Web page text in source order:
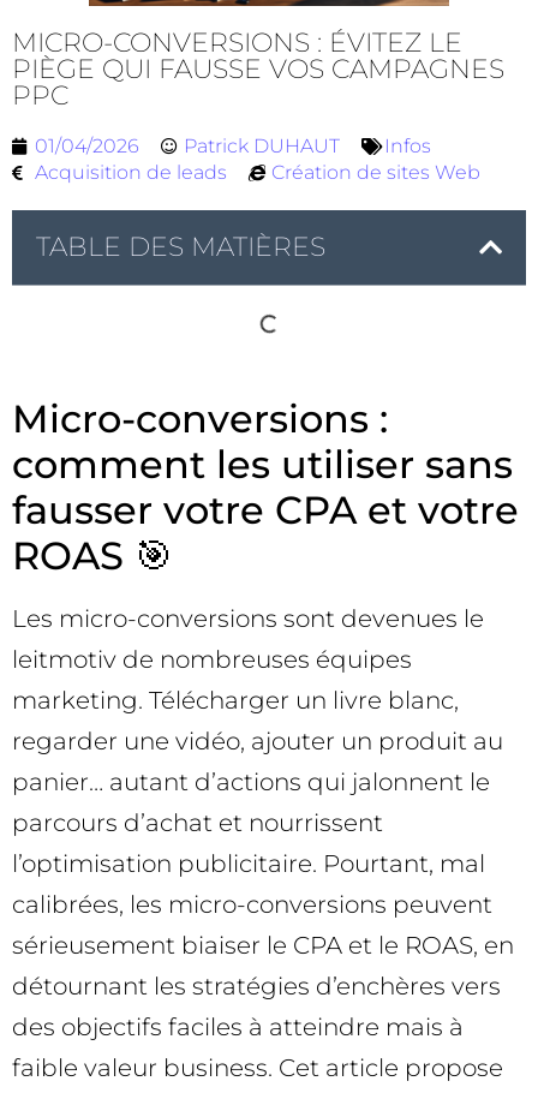
MICRO-CONVERSIONS : ÉVITEZ LE
PIÈGE QUI FAUSSE VOS CAMPAGNES
PPC
01/04/2026 Patrick DUHAUT
Infos
Acquisition de leads
Création de sites Web
TABLE DES MATIÈRES
Micro-conversions :
comment les utiliser sans
fausser votre CPA et votre
ROAS 🎯
Les micro-conversions sont devenues le
leitmotiv de nombreuses équipes
marketing. Télécharger un livre blanc,
regarder une vidéo, ajouter un produit au
panier… autant d’actions qui jalonnent le
parcours d’achat et nourrissent
l’optimisation publicitaire. Pourtant, mal
calibrées, les micro-conversions peuvent
sérieusement biaiser le CPA et le ROAS, en
détournant les stratégies d’enchères vers
des objectifs faciles à atteindre mais à
faible valeur business. Cet article propose